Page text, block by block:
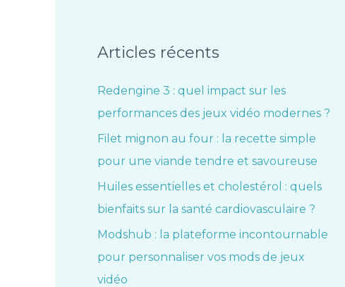
Articles récents
Redengine 3 : quel impact sur les
performances des jeux vidéo modernes ?
Filet mignon au four : la recette simple
pour une viande tendre et savoureuse
Huiles essentielles et cholestérol : quels
bienfaits sur la santé cardiovasculaire ?
Modshub : la plateforme incontournable
pour personnaliser vos mods de jeux
vidéo